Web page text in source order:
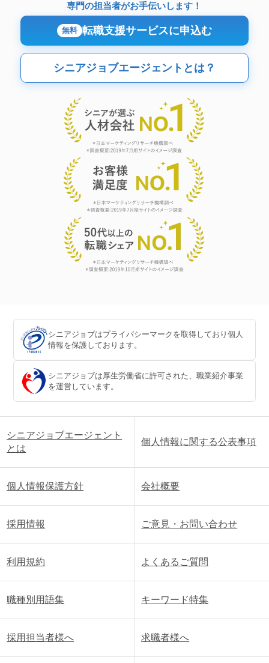
専門の担当者がお手伝いします！
無料 転職支援サービスに申込む
シニアジョブエージェントとは？
シニアジョブはプライバシーマークを取得しており個人
情報を保護しております。
シニアジョブは厚生労働省に許可された、職業紹介事業
を運営しています。
シニアジョブエージェント
とは
個人情報に関する公表事項
個人情報保護方針 会社概要
採用情報 ご意見・お問い合わせ
利用規約 よくあるご質問
職種別用語集 キーワード特集
採用担当者様へ 求職者様へ